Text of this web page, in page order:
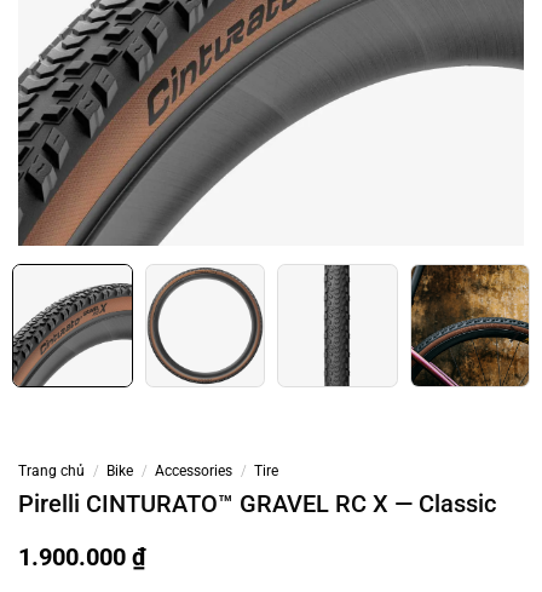
Trang chủ / Bike / Accessories / Tire
Pirelli CINTURATO™ GRAVEL RC X — Classic
1.900.000 ₫